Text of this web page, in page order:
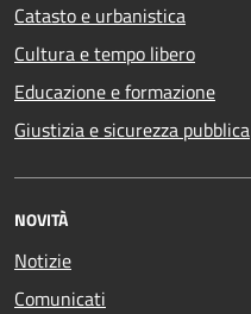
Catasto e urbanistica
Cultura e tempo libero
Educazione e formazione
Giustizia e sicurezza pubblica
NOVITÀ
Notizie
Comunicati